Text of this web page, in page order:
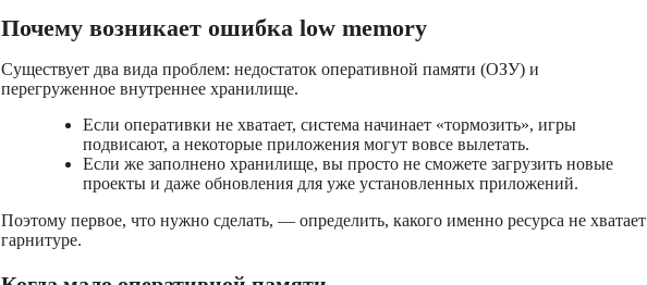
Почему возникает ошибка low memory
Существует два вида проблем: недостаток оперативной памяти (ОЗУ) и
перегруженное внутреннее хранилище.
Если оперативки не хватает, система начинает «тормозить», игры
подвисают, а некоторые приложения могут вовсе вылетать.
Если же заполнено хранилище, вы просто не сможете загрузить новые
проекты и даже обновления для уже установленных приложений.
Поэтому первое, что нужно сделать, — определить, какого именно ресурса не хватает
гарнитуре.